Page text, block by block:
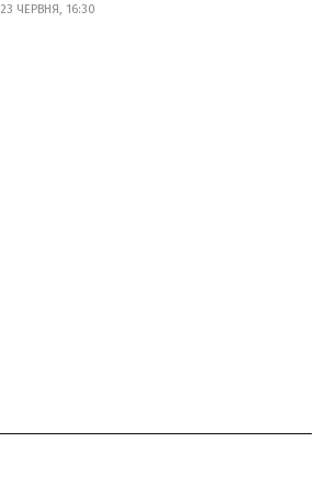
23 ЧЕРВНЯ, 16:30